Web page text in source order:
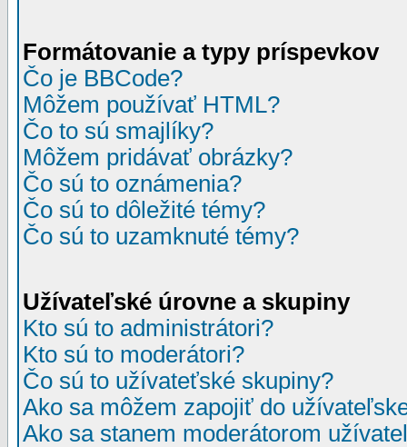
Formátovanie a typy príspevkov
Čo je BBCode?
Môžem používať HTML?
Čo to sú smajlíky?
Môžem pridávať obrázky?
Čo sú to oznámenia?
Čo sú to dôležité témy?
Čo sú to uzamknuté témy?
Užívateľské úrovne a skupiny
Kto sú to administrátori?
Kto sú to moderátori?
Čo sú to užívateťské skupiny?
Ako sa môžem zapojiť do
Ako sa stanem moderátorom